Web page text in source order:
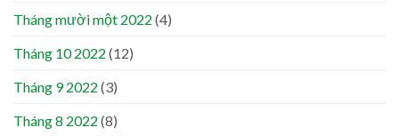
Tháng mười một 2022 (4)
Tháng 10 2022 (12)
Tháng 9 2022 (3)
Tháng 8 2022 (8)